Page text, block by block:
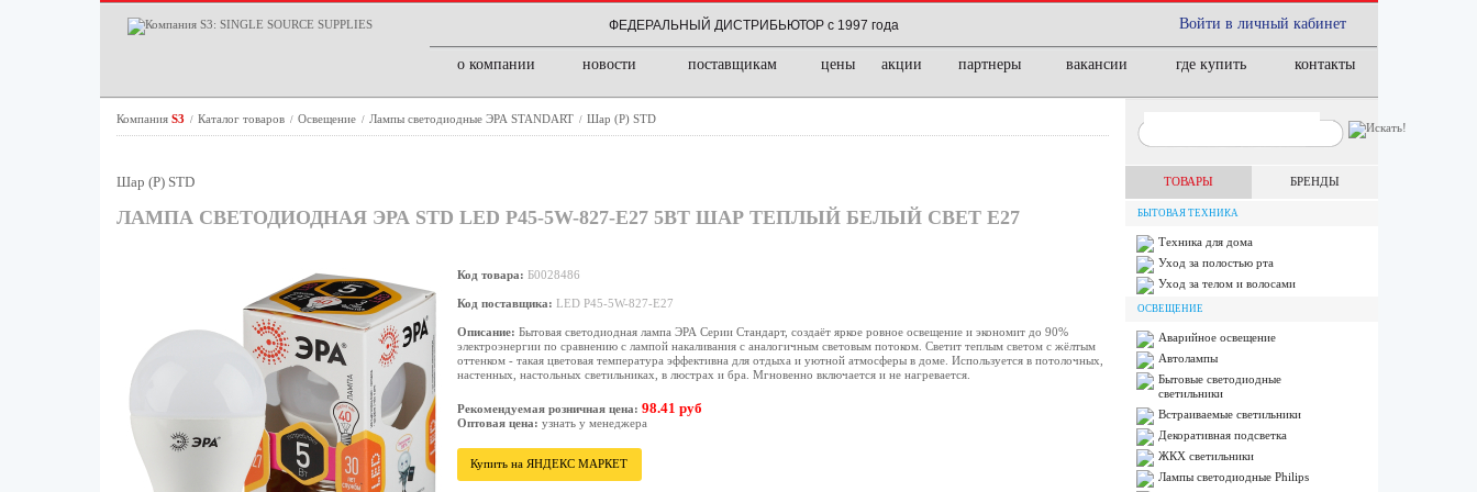
Войти в личный кабинет
ФЕДЕРАЛЬНЫЙ ДИСТРИБЬЮТОР с 1997 года
о компании новости поставщикам цены акции партнеры вакансии где купить контакты
Компания S3 / Каталог товаров / Освещение / Лампы светодиодные ЭРА STANDART / Шар (P) STD
Шар (P) STD
ЛАМПА СВЕТОДИОДНАЯ ЭРА STD LED P45-5W-827-E27 5ВТ ШАР ТЕПЛЫЙ БЕЛЫЙ СВEТ Е27
Код товара: Б0028486
Код поставщика: LED P45-5W-827-E27
Описание: Бытовая светодиодная лампа ЭРА Серии Стандарт, создаёт яркое ровное освещение и экономит до 90%
электроэнергии по сравнению с лампой накаливания с аналогичным световым потоком. Светит теплым светом с жёлтым
оттенком - такая цветовая температура эффективна для отдыха и уютной атмосферы в доме. Используется в потолочных,
настенных, настольных светильниках, в люстрах и бра. Мгновенно включается и не нагревается.
Рекомендуемая розничная цена: 98.41 руб
Оптовая цена: узнать у менеджера
Купить на ЯНДЕКС МАРКЕТ
ТОВАРЫ БРЕНДЫ
БЫТОВАЯ ТЕХНИКА
Техника для дома
Уход за полостью рта
Уход за телом и волосами
ОСВЕЩЕНИЕ
Аварийное освещение
Автолампы
Бытовые светодиодные
светильники
Встраиваемые светильники
Декоративная подсветка
ЖКХ светильники
Лампы cветодиодные Philips